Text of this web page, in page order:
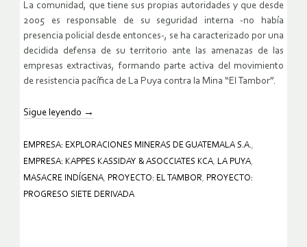
La comunidad, que tiene sus propias autoridades y que desde
2005 es responsable de su seguridad interna -no había
presencia policial desde entonces-, se ha caracterizado por una
decidida defensa de su territorio ante las amenazas de las
empresas extractivas, formando parte activa del movimiento
de resistencia pacífica de La Puya contra la Mina “El Tambor”.
Sigue leyendo →
EMPRESA: EXPLORACIONES MINERAS DE GUATEMALA S.A.,
EMPRESA: KAPPES KASSIDAY & ASOCCIATES KCA, LA PUYA,
MASACRE INDÍGENA, PROYECTO: EL TAMBOR, PROYECTO:
PROGRESO SIETE DERIVADA